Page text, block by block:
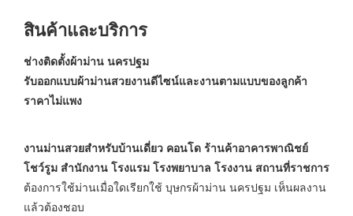
สินค้าและบริการ
ช่างติดตั้งผ้าม่าน นครปฐม
รับออกแบบผ้าม่านสวยงานดีไซน์และงานตามแบบของลูกค้า
ราคาไม่แพง
งานม่านสวยสำหรับบ้านเดี่ยว คอนโด ร้านค้าอาคารพาณิชย์
โชว์รูม สำนักงาน โรงแรม โรงพยาบาล โรงงาน สถานที่ราชการ
ต้องการใช้ม่านเมื่อใดเรียกใช้ บุษกรผ้าม่าน นครปฐม เห็นผลงาน
แล้วต้องชอบ